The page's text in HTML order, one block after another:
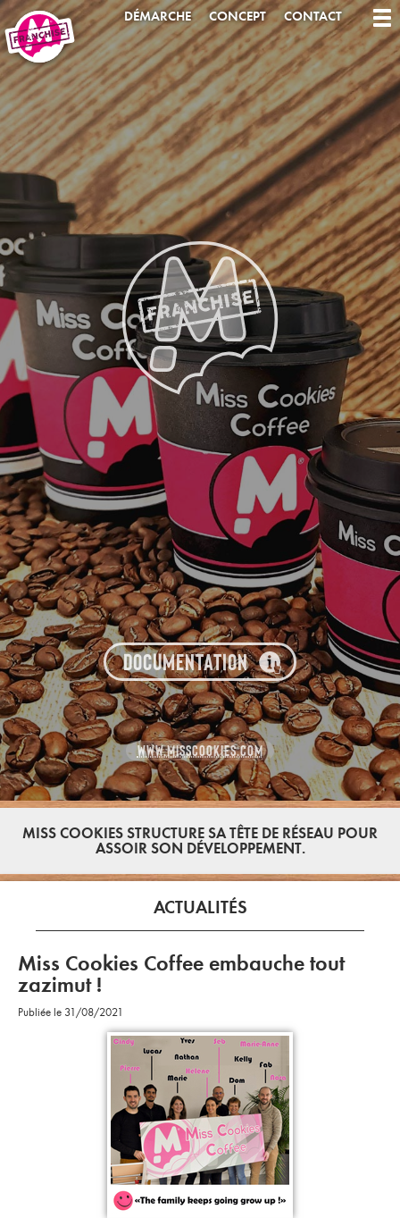
DÉMARCHE CONCEPT CONTACT
DOCUMENTATION
WWW.MISSCOOKIES.COM
MISS COOKIES STRUCTURE SA TÊTE DE RÉSEAU POUR
ASSOIR SON DÉVELOPPEMENT.
ACTUALITÉS
Miss Cookies Coffee embauche tout
zazimut !
Publiée le 31/08/2021